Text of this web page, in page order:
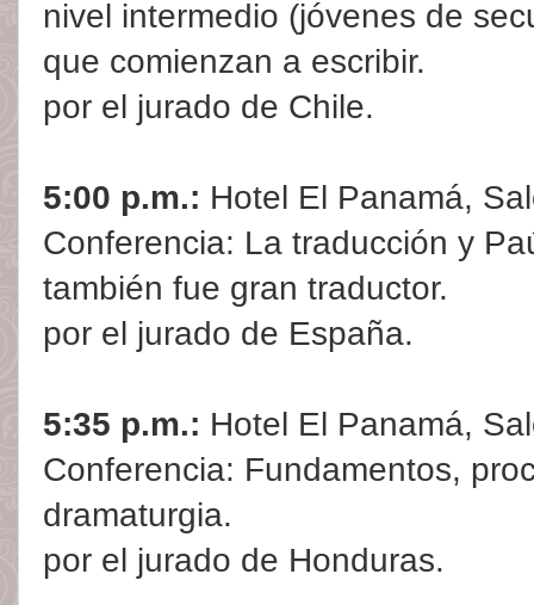
nivel intermedio (jóvenes de
que comienzan a escribir.
por el jurado de Chile.
5:00 p.m.: Hotel El Panamá,
Conferencia: La traducción y
también fue gran traductor.
por el jurado de España.
5:35 p.m.: Hotel El Panamá,
Conferencia: Fundamentos,
dramaturgia.
por el jurado de Honduras.